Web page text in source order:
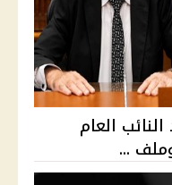
تناشد النائب العام
...